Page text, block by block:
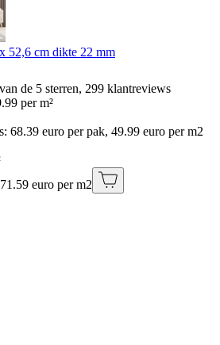
52,6 cm dikte 22 mm
de 5 sterren, 299 klantreviews
per m²
68.39 euro per pak, 49.99 euro per m2
euro per m2